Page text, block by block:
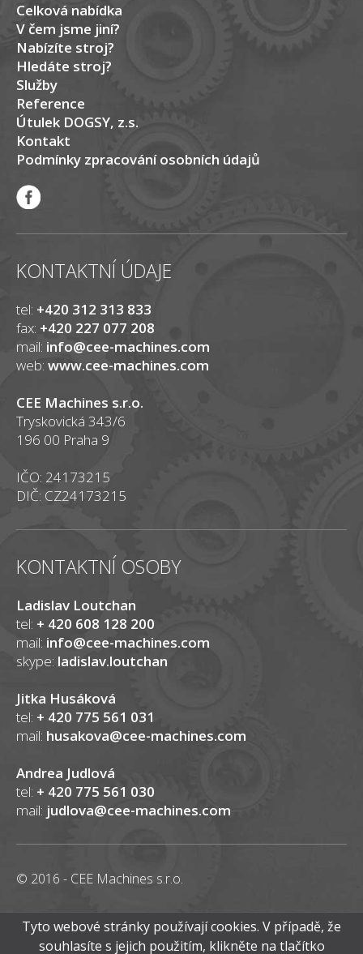
Celková nabídka
V čem jsme jiní?
Nabízíte stroj?
Hledáte stroj?
Služby
Reference
Útulek DOGSY, z.s.
Kontakt
Podmínky zpracování osobních údajů
KONTAKTNÍ ÚDAJE
tel: +420 312 313 833
fax: +420 227 077 208
mail: info@cee-machines.com
web: www.cee-machines.com
CEE Machines s.r.o.
Tryskovická 343/6
196 00 Praha 9
IČO: 24173215
DIČ: CZ24173215
KONTAKTNÍ OSOBY
Ladislav Loutchan
tel: + 420 608 128 200
mail: info@cee-machines.com
skype: ladislav.loutchan
Jitka Husáková
tel: + 420 775 561 031
mail: husakova@cee-machines.com
Andrea Judlová
tel: + 420 775 561 030
mail: judlova@cee-machines.com
© 2016 - CEE Machines s.r.o.
Tyto webové stránky používají cookies. V případě, že
souhlasíte s jejich použitím, klikněte na tlačítko